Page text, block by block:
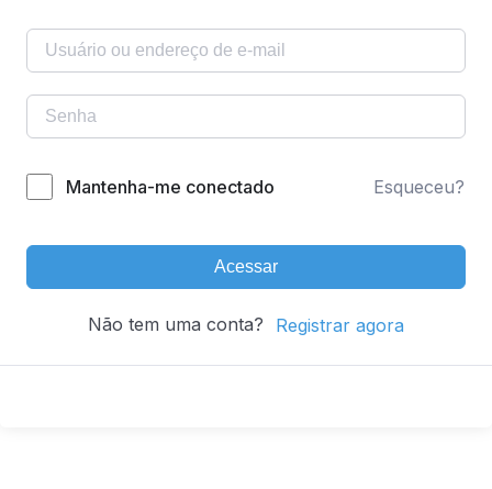
Mantenha-me conectado Esqueceu?
Acessar
Não tem uma conta? Registrar agora